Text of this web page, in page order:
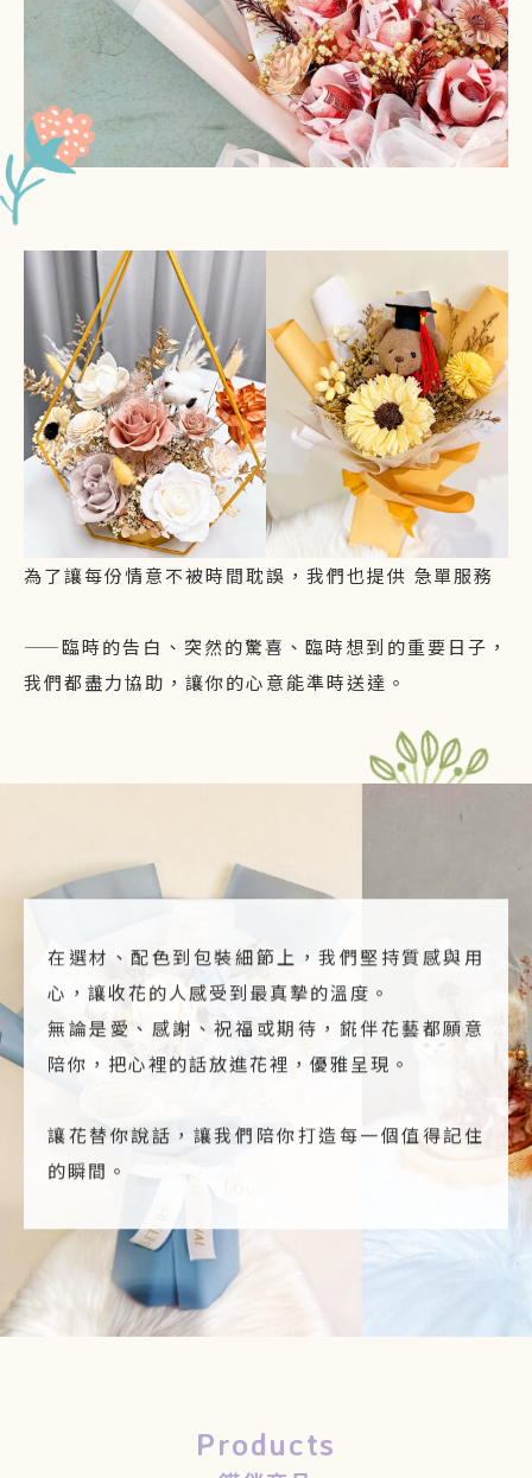
為了讓每份情意不被時間耽誤，我們也提供 急單服務
——臨時的告白、突然的驚喜、臨時想到的重要日子，
我們都盡力協助，讓你的心意能準時送達。
在選材、配色到包裝細節上，我們堅持質感與用
心，讓收花的人感受到最真摯的溫度。
無論是愛、感謝、祝福或期待，錵伴花藝都願意
陪你，把心裡的話放進花裡，優雅呈現。
讓花替你說話，讓我們陪你打造每一個值得記住
的瞬間。
Products